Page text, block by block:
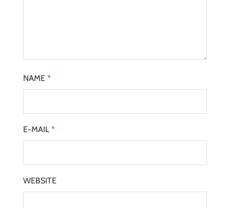
NAME *
E-MAIL *
WEBSITE